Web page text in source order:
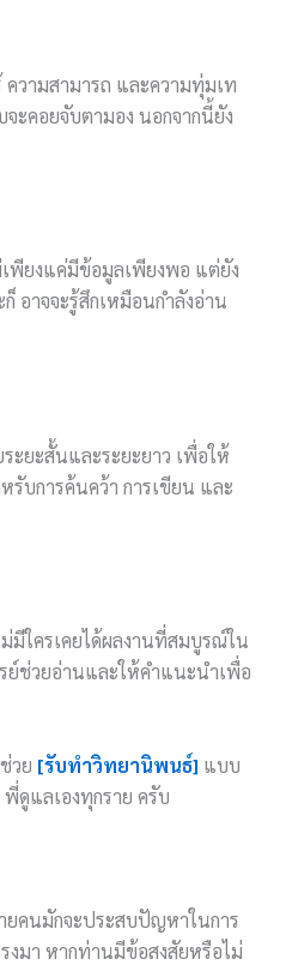
วามสามารถ และความทุ่มเท
ะคอยจับตามอง นอกจากนี้ยัง
พียงแค่มีข้อมูลเพียงพอ แต่ยัง
อาจจะรู้สึกเหมือนกำลังอ่าน
ยะสั้นและระยะยาว เพื่อให้
รับการค้นคว้า การเขียน และ
มีใครเคยได้ผลงานที่สมบูรณ์ใน
ย์ช่วยอ่านและให้คำแนะนำเพื่อ
วย [รับทำวิทยานิพนธ์] แบบ
ดูแลเองทุกราย ครับ
คนมักจะประสบปัญหาในการ
งมา หากท่านมีข้อสงสัยหรือไม่